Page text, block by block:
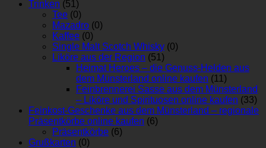
Trinken (51)
Tee (0)
Mazadro (0)
Kaffee (0)
Single Malt Scotch Whisky (0)
Liköre aus der Region (51)
Heimat Heroes – die Genuss-Helden aus
dem Münsterland online kaufen (11)
Feinbrennerei Sasse aus dem Münsterland
– Liköre und Spirituosen online kaufen (33)
Feinkost-Geschenke aus dem Münsterland – regionale
Präsentkörbe online kaufen (6)
Präsentkörbe (6)
Grußkarten (0)